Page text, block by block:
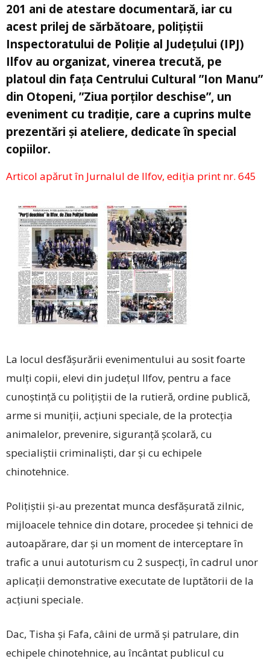
201 ani de atestare documentară, iar cu
acest prilej de sărbătoare, polițiștii
Inspectoratului de Poliție al Județului (IPJ)
Ilfov au organizat, vinerea trecută, pe
platoul din fața Centrului Cultural ”Ion Manu”
din Otopeni, ”Ziua porților deschise”, un
eveniment cu tradiție, care a cuprins multe
prezentări și ateliere, dedicate în special
copiilor.
Articol apărut în Jurnalul de Ilfov, ediția print nr. 645
La locul desfășurării evenimentului au sosit foarte
mulți copii, elevi din județul Ilfov, pentru a face
cunoștință cu polițiștii de la rutieră, ordine publică,
arme si muniții, acțiuni speciale, de la protecția
animalelor, prevenire, siguranță școlară, cu
specialiștii criminaliști, dar și cu echipele
chinotehnice.
Polițiștii și-au prezentat munca desfășurată zilnic,
mijloacele tehnice din dotare, procedee și tehnici de
autoapărare, dar și un moment de interceptare în
trafic a unui autoturism cu 2 suspecți, în cadrul unor
aplicații demonstrative executate de luptătorii de la
acțiuni speciale.
Dac, Tisha și Fafa, câini de urmă și patrulare, din
echipele chinotehnice, au încântat publicul cu